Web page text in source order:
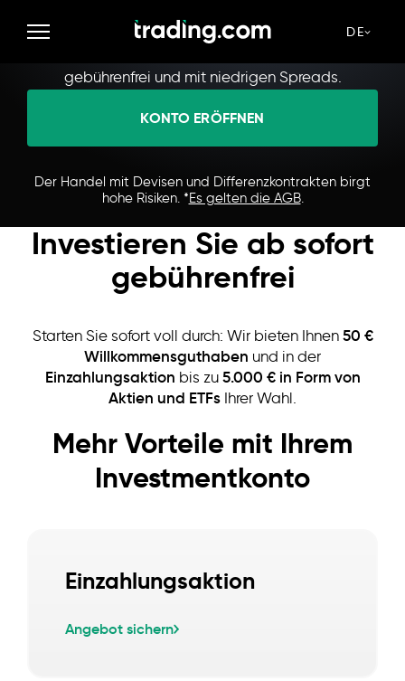
DE
Profitieren Sie von bestmöglichen Kursen bei allen
gebührenfrei und mit niedrigen Spreads.
KONTO ERÖFFNEN
Der Handel mit Devisen und Differenzkontrakten birgt
hohe Risiken. *Es gelten die AGB.
Investieren Sie ab sofort
gebührenfrei
Starten Sie sofort voll durch: Wir bieten Ihnen 50 €
Willkommensguthaben und in der
Einzahlungsaktion bis zu 5.000 € in Form von
Aktien und ETFs Ihrer Wahl.
Mehr Vorteile mit Ihrem
Investmentkonto
Einzahlungsaktion
Angebot sichern